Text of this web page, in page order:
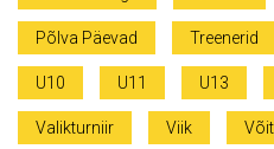
Põlva Päevad Treenerid
U10 U11 U13
Valikturniir Viik Võit